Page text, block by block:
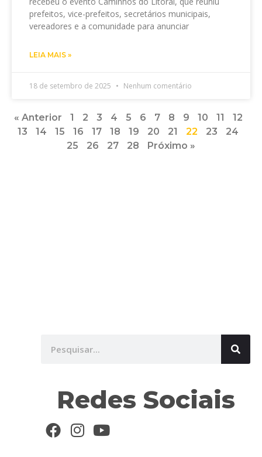
prefeitos, vice-prefeitos, secretários municipais,
vereadores e a comunidade para anunciar
LEIA MAIS »
18 de setembro de 2025 Nenhum comentário
« Anterior 1 2 3 4 5 6 7 8 9 10 11
12
13
14 15 16 17 18 19 20 21 22 23
24
25
26 27 28 Próximo »
Redes Sociais